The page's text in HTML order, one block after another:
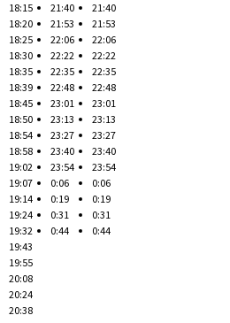
18:15
18:20
18:25
18:30
18:35
18:39
18:45
18:50
18:54
18:58
19:02
19:07
19:14
19:24
19:32
19:43
19:55
20:08
20:24
20:38
21:40
21:53
22:06
22:22
22:35
22:48
23:01
23:13
23:27
23:40
23:54
0:06
0:19
0:31
0:44
21:40
21:53
22:06
22:22
22:35
22:48
23:01
23:13
23:27
23:40
23:54
0:06
0:19
0:31
0:44